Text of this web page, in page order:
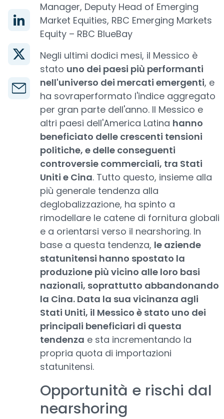
Manager, Deputy Head of Emerging
Market Equities, RBC Emerging Markets
Equity – RBC BlueBay
Negli ultimi dodici mesi, il Messico è
stato uno dei paesi più performanti
nell'universo dei mercati emergenti, e
ha sovraperformato l'indice aggregato
per gran parte dell'anno. Il Messico e
altri paesi dell'America Latina hanno
beneficiato delle crescenti tensioni
politiche, e delle conseguenti
controversie commerciali, tra Stati
Uniti e Cina. Tutto questo, insieme alla
più generale tendenza alla
deglobalizzazione, ha spinto a
rimodellare le catene di fornitura globali
e a orientarsi verso il nearshoring. In
base a questa tendenza, le aziende
statunitensi hanno spostato la
produzione più vicino alle loro basi
nazionali, soprattutto abbandonando
la Cina. Data la sua vicinanza agli
Stati Uniti, il Messico è stato uno dei
principali beneficiari di questa
tendenza e sta incrementando la
propria quota di importazioni
statunitensi.
Opportunità e rischi dal
nearshoring